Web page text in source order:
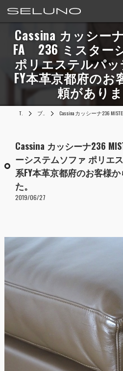
Cassina カッシー
FA 236 ミスター
ポリエステルパ
FY本革京都府のお
頼がありま
TOP ブログ Cassina カッシーナ236 MISTER SOFA 236 ミスターシステム
Cassina カッシーナ236
ーシステムソファ ポリエ
系FY本革京都府のお客様
た。
2019/06/27